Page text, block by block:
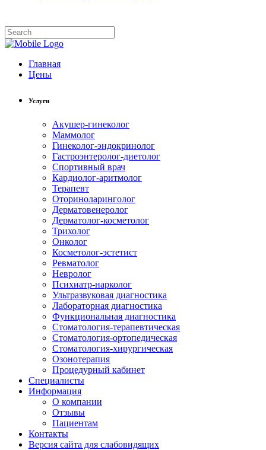
Главная
Цены
Услуги
Акушер-гинеколог
Маммолог
Гинеколог-эндокринолог
Гастроэнтеролог-диетолог
Спортивный врач
Кардиолог-аритмолог
Терапевт
Оториноларинголог
Дерматовенеролог
Дерматолог-косметолог
Трихолог
Онколог
Косметолог-эстетист
Ревматолог
Невролог
Психиатр-нарколог
Ультразвуковая диагностика
Лабораторная диагностика
Функциональная диагностика
Стоматология-терапевтическая
Стоматология-ортопедическая
Стоматология-хирургическая
Озонотерапия
Процедурный кабинет
Специалисты
Информация
О компании
Отзывы
Пациентам
Контакты
Версия сайта для слабовидящих